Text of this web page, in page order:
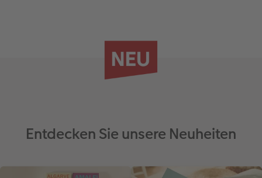
Entdecken Sie unsere Neuheiten